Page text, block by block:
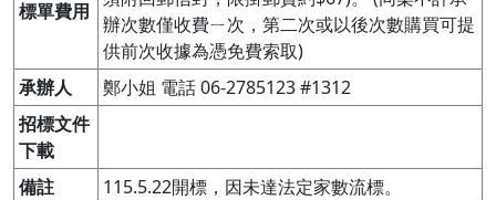
標單費用
辦次數僅收費ㄧ次，第二次或以後次數購買可提
供前次收據為憑免費索取)
承辦人
鄭小姐 電話 06-2785123 #1312
招標文件
下載
備註
115.5.22開標，因未達法定家數流標。